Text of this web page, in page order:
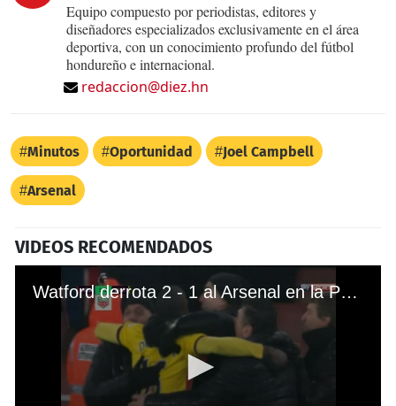
Equipo compuesto por periodistas, editores y
diseñadores especializados exclusivamente en el área
deportiva, con un conocimiento profundo del fútbol
hondureño e internacional.
redaccion@diez.hn
Minutos Oportunidad Joel Campbell
Arsenal
VIDEOS RECOMENDADOS
Watford derrota 2 - 1 al Arsenal en la Premier League